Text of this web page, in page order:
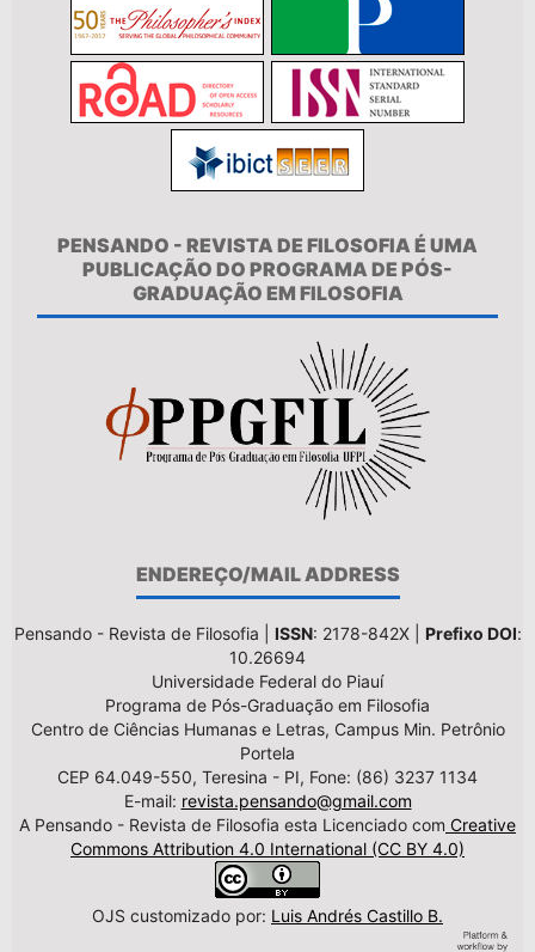
PENSANDO - REVISTA DE FILOSOFIA É UMA
PUBLICAÇÃO DO PROGRAMA DE PÓS-
GRADUAÇÃO EM FILOSOFIA
ENDEREÇO/MAIL ADDRESS
Pensando - Revista de Filosofia | ISSN: 2178-842X | Prefixo DOI:
10.26694
Universidade Federal do Piauí
Programa de Pós-Graduação em Filosofia
Centro de Ciências Humanas e Letras, Campus Min. Petrônio
Portela
CEP 64.049-550, Teresina - PI, Fone: (86) 3237 1134
E-mail: revista.pensando@gmail.com
A Pensando - Revista de Filosofia esta Licenciado com Creative
Commons Attribution 4.0 International (CC BY 4.0)
OJS customizado por: Luis Andrés Castillo B.